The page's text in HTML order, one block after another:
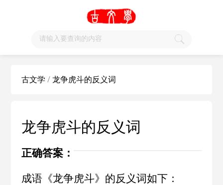
古文学 /龙争虎斗的反义词
龙争虎斗的反义词
正确答案：
成语《龙争虎斗》的反义词如下：